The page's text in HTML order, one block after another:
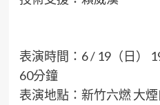
表演時間：6 / 19（日）
60分鐘
表演地點：新竹六燃 大